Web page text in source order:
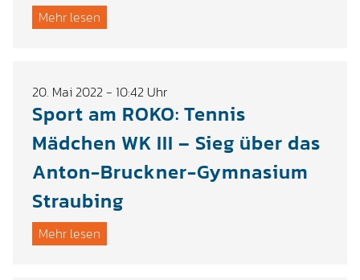
Mehr lesen
20. Mai 2022 - 10:42 Uhr
Sport am ROKO: Tennis
Mädchen WK III – Sieg über das
Anton-Bruckner-Gymnasium
Straubing
Mehr lesen